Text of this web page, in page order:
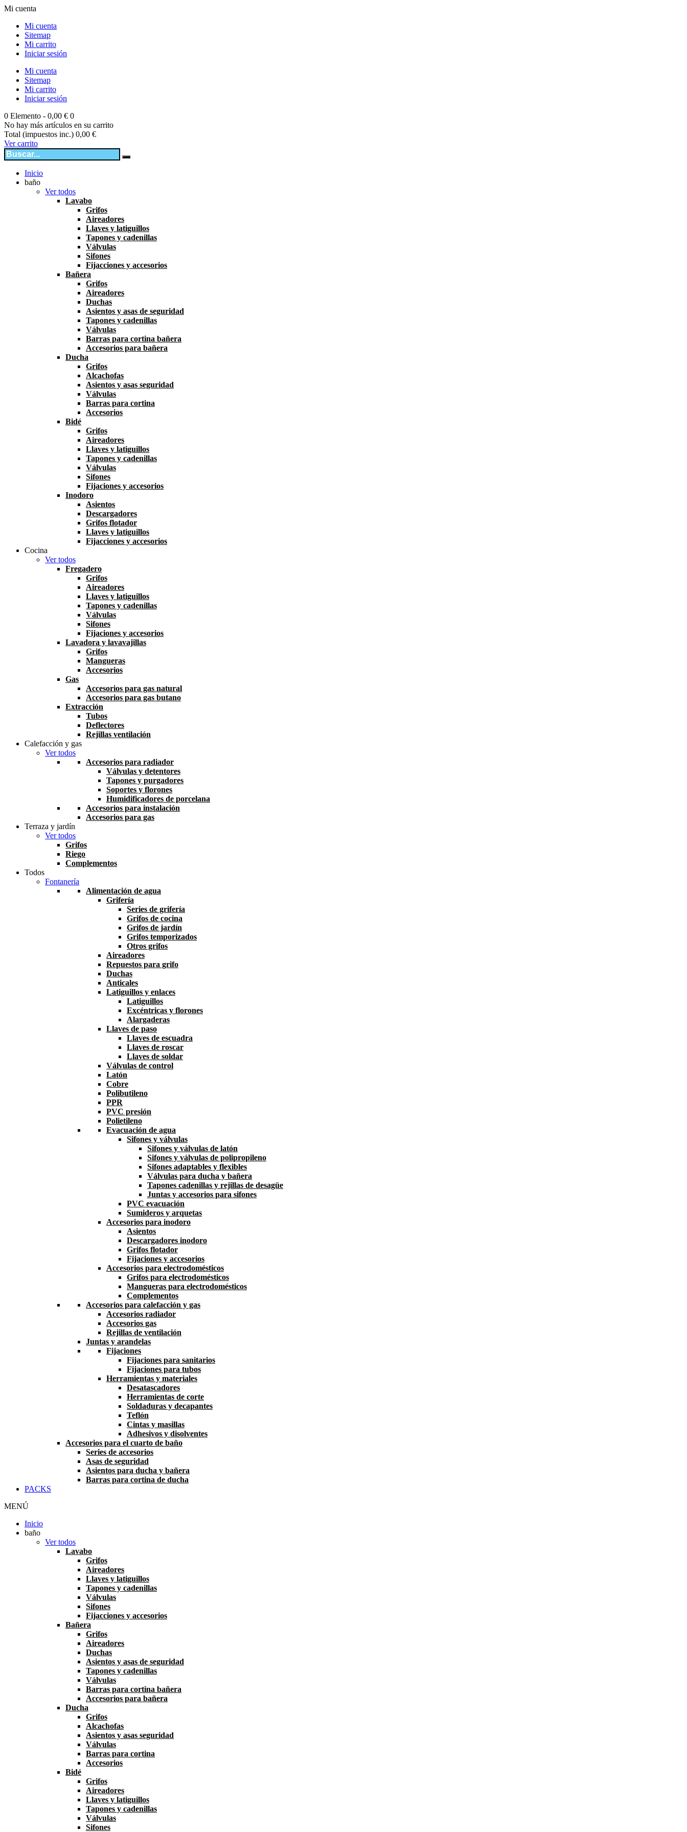
Mi cuenta
Mi cuenta
Sitemap
Mi carrito
Iniciar sesión
Mi cuenta
Sitemap
Mi carrito
Iniciar sesión
0 Elemento - 0,00 € 0
No hay más artículos en su carrito
Total (impuestos inc.) 0,00 €
Ver carrito
Inicio
baño
Ver todos
Lavabo
Grifos
Aireadores
Llaves y latiguillos
Tapones y cadenillas
Válvulas
Sifones
Fijacciones y accesorios
Bañera
Grifos
Aireadores
Duchas
Asientos y asas de seguridad
Tapones y cadenillas
Válvulas
Barras para cortina bañera
Accesorios para bañera
Ducha
Grifos
Alcachofas
Asientos y asas seguridad
Válvulas
Barras para cortina
Accesorios
Bidé
Grifos
Aireadores
Llaves y latiguillos
Tapones y cadenillas
Válvulas
Sifones
Fijaciones y accesorios
Inodoro
Asientos
Descargadores
Grifos flotador
Llaves y latiguillos
Fijacciones y accesorios
Cocina
Ver todos
Fregadero
Grifos
Aireadores
Llaves y latiguillos
Tapones y cadenillas
Válvulas
Sifones
Fijaciones y accesorios
Lavadora y lavavajillas
Grifos
Mangueras
Accesorios
Gas
Accesorios para gas natural
Accesorios para gas butano
Extracción
Tubos
Deflectores
Rejillas ventilación
Calefacción y gas
Ver todos
Accesorios para radiador
Válvulas y detentores
Tapones y purgadores
Soportes y florones
Humidificadores de porcelana
Accesorios para instalación
Accesorios para gas
Terraza y jardín
Ver todos
Grifos
Riego
Complementos
Todos
Fontanería
Alimentación de agua
Grifería
Series de grifería
Grifos de cocina
Grifos de jardín
Grifos temporizados
Otros grifos
Aireadores
Repuestos para grifo
Duchas
Anticales
Latiguillos y enlaces
Latiguillos
Excéntricas y florones
Alargaderas
Llaves de paso
Llaves de escuadra
Llaves de roscar
Llaves de soldar
Válvulas de control
Latón
Cobre
Polibutileno
PPR
PVC presión
Polietileno
Evacuación de agua
Sifones y válvulas
Sifones y válvulas de latón
Sifones y válvulas de polipropileno
Sifones adaptables y flexibles
Válvulas para ducha y bañera
Tapones cadenillas y rejillas de desagüe
Juntas y accesorios para sifones
PVC evacuación
Sumideros y arquetas
Accesorios para inodoro
Asientos
Descargadores inodoro
Grifos flotador
Fijaciones y accesorios
Accesorios para electrodomésticos
Grifos para electrodomésticos
Mangueras para electrodomésticos
Complementos
Accesorios para calefacción y gas
Accesorios radiador
Accesorios gas
Rejillas de ventilación
Juntas y arandelas
Fijaciones
Fijaciones para sanitarios
Fijaciones para tubos
Herramientas y materiales
Desatascadores
Herramientas de corte
Soldaduras y decapantes
Teflón
Cintas y masillas
Adhesivos y disolventes
Accesorios para el cuarto de baño
Series de accesorios
Asas de seguridad
Asientos para ducha y bañera
Barras para cortina de ducha
PACKS
MENÚ
Inicio
baño
Ver todos
Lavabo
Grifos
Aireadores
Llaves y latiguillos
Tapones y cadenillas
Válvulas
Sifones
Fijacciones y accesorios
Bañera
Grifos
Aireadores
Duchas
Asientos y asas de seguridad
Tapones y cadenillas
Válvulas
Barras para cortina bañera
Accesorios para bañera
Ducha
Grifos
Alcachofas
Asientos y asas seguridad
Válvulas
Barras para cortina
Accesorios
Bidé
Grifos
Aireadores
Llaves y latiguillos
Tapones y cadenillas
Válvulas
Sifones